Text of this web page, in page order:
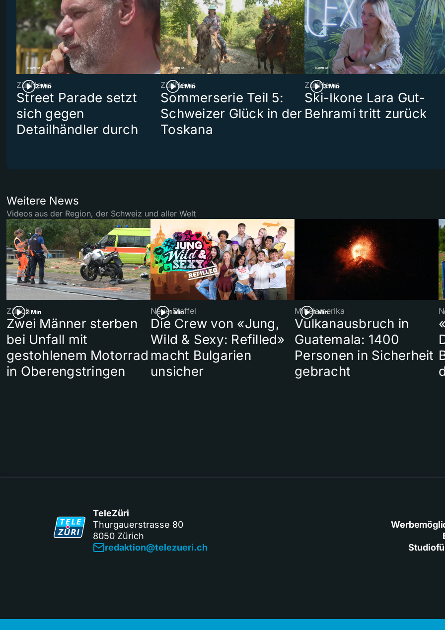
2 Min
ZüriNews
Street Parade setzt
sich gegen
Detailhändler durch
4 Min
ZüriNews
Sommerserie Teil 5:
Schweizer Glück in der
Toskana
3 Min
ZüriNews
Ski-Ikone Lara Gut-
Behrami tritt zurück
Weitere News
Videos aus der Region, der Schweiz und aller Welt
2 Min
Zürich
Zwei Männer sterben
bei Unfall mit
gestohlenem Motorrad
in Oberengstringen
1 Min
Neue Staffel
Die Crew von «Jung,
Wild & Sexy: Refilled»
macht Bulgarien
unsicher
1 Min
Mittelamerika
Vulkanausbruch in
Guatemala: 1400
Personen in Sicherheit
gebracht
TeleZüri
Thurgauerstrasse 80
8050 Zürich
redaktion@telezueri.ch